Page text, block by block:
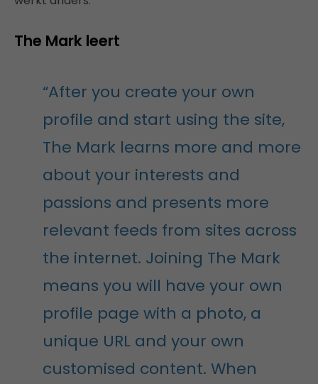
The Mark leert
“After you create your own
profile and start using the site,
The Mark learns more and more
about your interests and
passions and presents more
relevant feeds from sites across
the internet. Joining The Mark
means you will have your own
profile page with a photo, a
unique URL and your own
customised content. When